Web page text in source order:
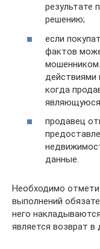
результате
решению;
если
фактов
когда
продавец
данные.
Необходимо
выполнений
него
является возврат в